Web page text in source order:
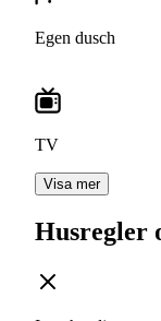
Egen dusch
TV
Visa mer
Husregler